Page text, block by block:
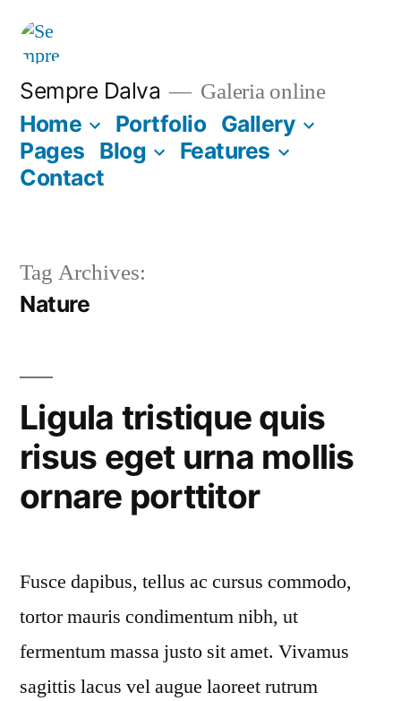
Saltar
para
conteúdo
Sempre Dalva Galeria online
Home Portfolio Gallery
Pages Blog
Features
Contact
Tag Archives:
Nature
Ligula tristique quis
risus eget urna mollis
ornare porttitor
Fusce dapibus, tellus ac cursus commodo,
tortor mauris condimentum nibh, ut
fermentum massa justo sit amet. Vivamus
sagittis lacus vel augue laoreet rutrum